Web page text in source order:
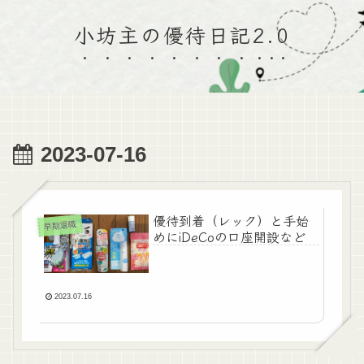
小坊主の優待日記2.0
2023-07-16
早期退職
優待到着（レック）と手始
めにiDeCoの口座開設など
2023.07.16